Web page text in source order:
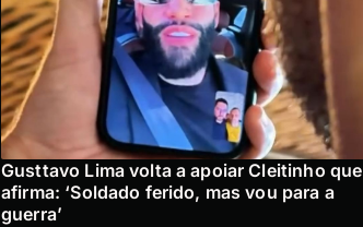
Gusttavo Lima volta a apoiar Cleitinho que
afirma: ‘Soldado ferido, mas vou para a
guerra’